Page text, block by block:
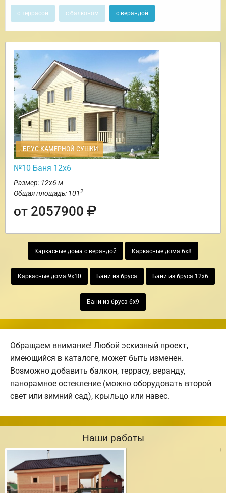
с террасой с балконом с верандой
БРУС КАМЕРНОЙ СУШКИ
№10 Баня 12х6
Размер: 12х6 м
Общая площадь: 1012
от 2057900
Каркасные дома с верандой Каркасные дома 6х8
Каркасные дома 9х10 Бани из бруса Бани из бруса 12х6
Бани из бруса 6х9
Обращаем внимание! Любой эскизный проект,
имеющийся в каталоге, может быть изменен.
Возможно добавить балкон, террасу, веранду,
панорамное остекление (можно оборудовать второй
свет или зимний сад), крыльцо или навес.
Наши работы